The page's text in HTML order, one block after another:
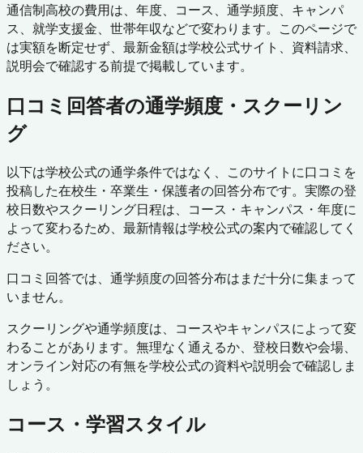
通信制高校の費用は、年度、コース、通学頻度、キャンパ
ス、就学支援金、世帯年収などで変わります。このページで
は実額を断定せず、最新金額は学校公式サイト、資料請求、
説明会で確認する前提で掲載しています。
口コミ回答者の通学頻度・スクーリン
グ
以下は学校公式の通学条件ではなく、このサイトに口コミを
投稿した在校生・卒業生・保護者の回答分布です。実際の登
校日数やスクーリング日程は、コース・キャンパス・年度に
よって変わるため、最新情報は学校公式の案内で確認してく
ださい。
口コミ回答では、通学頻度の回答分布はまだ十分に集まって
いません。
スクーリングや通学頻度は、コースやキャンパスによって変
わることがあります。無理なく通えるか、登校日数や会場、
オンライン対応の有無を学校公式の資料や説明会で確認しま
しょう。
コース・学習スタイル